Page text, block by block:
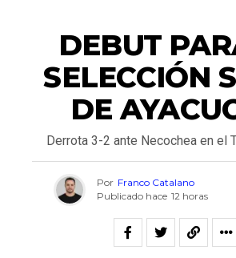
DEBUT
SELECCIÓN
DE
Derrota 3-2 ante Necochea en el
Por Franco Catalano
Publicado hace 12 horas